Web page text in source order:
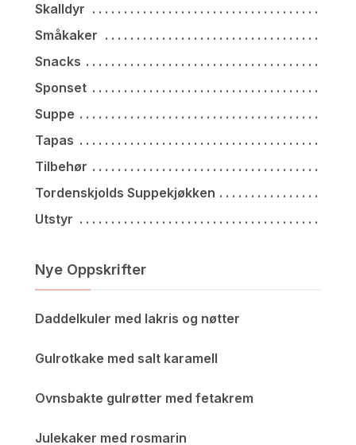
Skalldyr
Småkaker
Snacks
Sponset
Suppe
Tapas
Tilbehør
Tordenskjolds Suppekjøkken
Utstyr
Nye Oppskrifter
Daddelkuler med lakris og nøtter
Gulrotkake med salt karamell
Ovnsbakte gulrøtter med fetakrem
Julekaker med rosmarin